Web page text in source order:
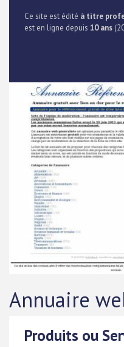
Ce site est édité à titre
est en ligne depuis 10 ans
Annuaire
Produits ou